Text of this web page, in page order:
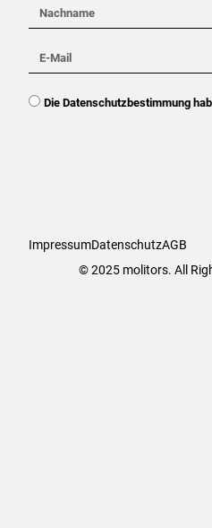
Nachname
DSGVO
Die Datenschutzbestimmung
ImpressumDatenschutzAGB
© 2025 molitors. All